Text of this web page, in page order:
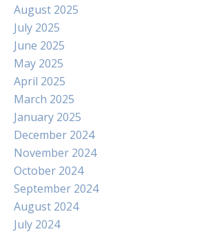
August 2025
July 2025
June 2025
May 2025
April 2025
March 2025
January 2025
December 2024
November 2024
October 2024
September 2024
August 2024
July 2024